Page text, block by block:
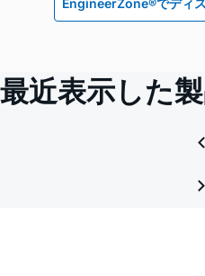
EngineerZone®でディ
最近表示した